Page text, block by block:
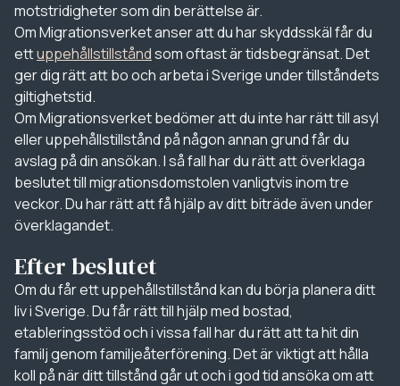
motstridigheter som din berättelse är.
Om Migrationsverket anser att du har skyddsskäl får du
ettuppehållstillståndsom oftast är tidsbegränsat. Det
ger dig rätt att bo och arbeta i Sverige under tillståndets
giltighetstid.
Om Migrationsverket bedömer att du inte har rätt till asyl
eller uppehållstillstånd på någon annan grund får du
avslag på din ansökan. I så fall har du rätt att överklaga
beslutet till migrationsdomstolen vanligtvis inom tre
veckor. Du har rätt att få hjälp av ditt biträde även under
överklagandet.
Efter beslutet
Om du får ett uppehållstillstånd kan du börja planera ditt
liv i Sverige. Du får rätt till hjälp med bostad,
etableringsstöd och i vissa fall har du rätt att ta hit din
familj genom familjeåterförening. Det är viktigt att hålla
koll på när ditt tillstånd går ut och i god tid ansöka om att